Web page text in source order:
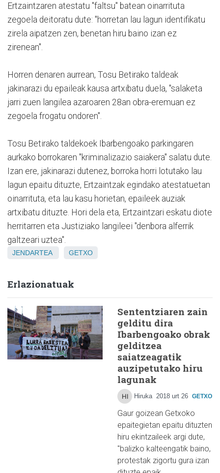
Ertzaintzaren atestatu "faltsu" batean oinarrituta
zegoela deitoratu dute: "horretan lau lagun identifikatu
zirela aipatzen zen, benetan hiru baino izan ez
zirenean".
Horren denaren aurrean, Tosu Betirako taldeak
jakinarazi du epaileak kausa artxibatu duela, "salaketa
jarri zuen langilea azaroaren 28an obra-eremuan ez
zegoela frogatu ondoren".
Tosu Betirako taldekoek Ibarbengoako parkingaren
aurkako borrokaren "kriminalizazio saiakera" salatu dute.
Izan ere, jakinarazi dutenez, borroka horri lotutako lau
lagun epaitu dituzte, Ertzaintzak egindako atestatuetan
oinarrituta, eta lau kasu horietan, epaileek auziak
artxibatu dituzte. Hori dela eta, Ertzaintzari eskatu diote
herritarren eta Justiziako langileei "denbora alferrik
galtzeari uztea".
JENDARTEA GETXO
Erlazionatuak
Sententziaren zain
gelditu dira
Ibarbengoako obrak
gelditzea
saiatzeagatik
auzipetutako hiru
lagunak
Hiruka 2018 urt 26 GETXO
Gaur goizean Getxoko
epaitegietan epaitu dituzten
hiru ekintzaileek argi dute,
"balizko kalteengatik baino,
protestak zigortu gura izan